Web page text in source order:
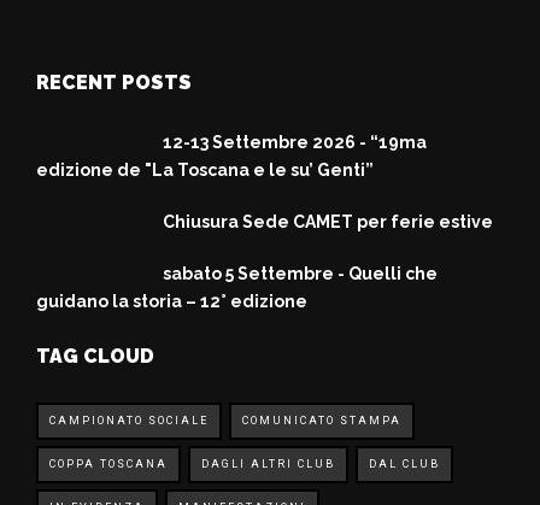
RECENT POSTS
12-13 Settembre 2026 - “19ma
edizione de "La Toscana e le su’ Genti”
Chiusura Sede CAMET per ferie estive
sabato 5 Settembre - Quelli che
guidano la storia – 12° edizione
TAG CLOUD
CAMPIONATO SOCIALE COMUNICATO STAMPA
COPPA TOSCANA DAGLI ALTRI CLUB DAL CLUB